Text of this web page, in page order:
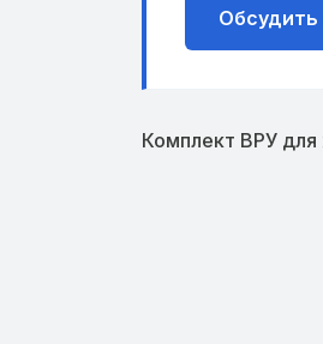
Обсудить
Комплект ВРУ для